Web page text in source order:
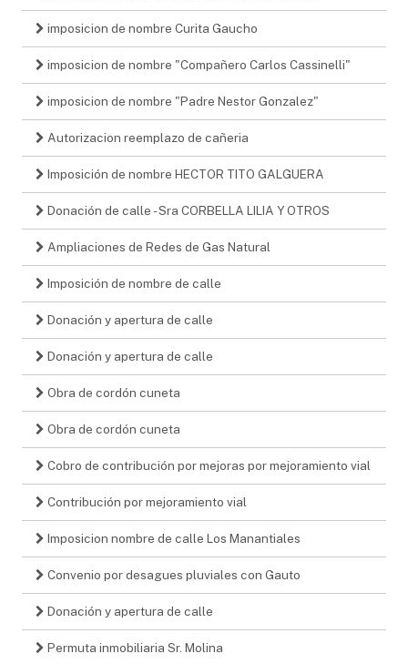
imposicion de nombre Curita Gaucho
imposicion de nombre "Compañero Carlos Cassinelli"
imposicion de nombre "Padre Nestor Gonzalez"
Autorizacion reemplazo de cañeria
Imposición de nombre HECTOR TITO GALGUERA
Donación de calle - Sra CORBELLA LILIA Y OTROS
Ampliaciones de Redes de Gas Natural
Imposición de nombre de calle
Donación y apertura de calle
Donación y apertura de calle
Obra de cordón cuneta
Obra de cordón cuneta
Cobro de contribución por mejoras por mejoramiento vial
Contribución por mejoramiento vial
Imposicion nombre de calle Los Manantiales
Convenio por desagues pluviales con Gauto
Donación y apertura de calle
Permuta inmobiliaria Sr. Molina